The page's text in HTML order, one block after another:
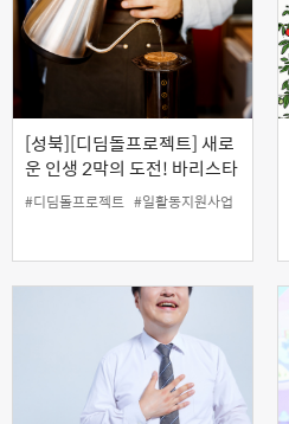
[성북][디딤돌프로젝트] 새로
운 인생 2막의 도전! 바리스타
핸드드립 과정
#디딤돌프로젝트 #일활동지원사업